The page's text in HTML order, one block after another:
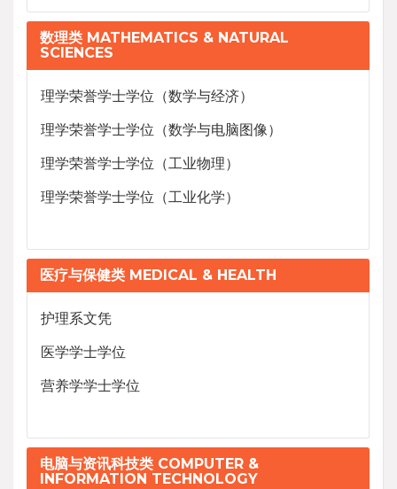
数理类 MATHEMATICS & NATURAL
SCIENCES
理学荣誉学士学位（数学与经济）
理学荣誉学士学位（数学与电脑图像）
理学荣誉学士学位（工业物理）
理学荣誉学士学位（工业化学）
医疗与保健类 MEDICAL & HEALTH
护理系文凭
医学学士学位
营养学学士学位
电脑与资讯科技类 COMPUTER &
INFORMATION TECHNOLOGY